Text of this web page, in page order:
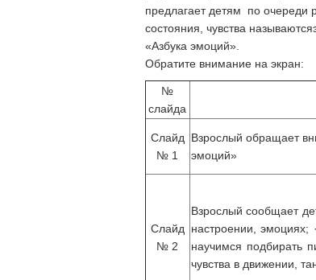
предлагает детям по очереди
состояния, чувства
«Азбука эмоций».
Обратите внимание на экран:
№
слайда
Слайд
№ 1
Взрослый обращает
эмоций»
Слайд
№ 2
Взрослый сообщает
настроении,
научимся
чувства в движении,